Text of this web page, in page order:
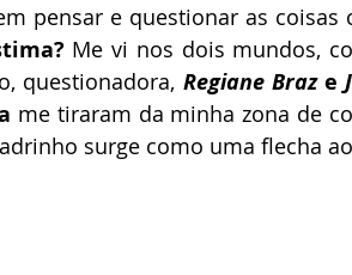
pensar e questionar as coisas
Me vi nos dois mundos,
questionadora, Regiane Braz e
me tiraram da minha zona de
surge como uma flecha